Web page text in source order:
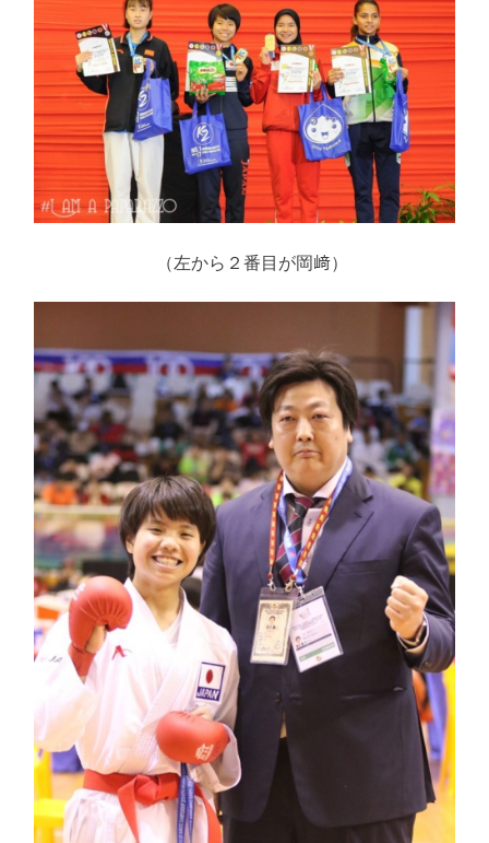
（左から２番目が岡﨑）